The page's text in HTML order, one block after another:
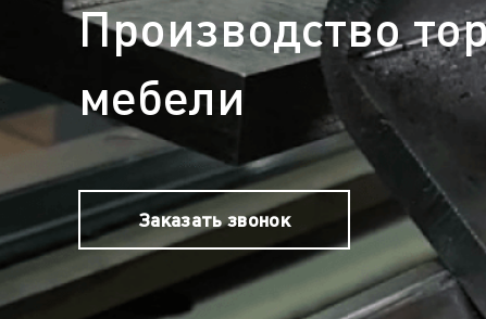
Производство
мебели
Заказать звонок